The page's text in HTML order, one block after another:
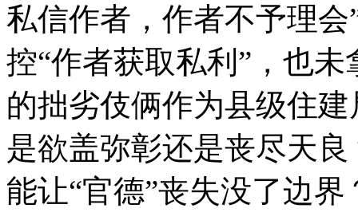
私信作者，作者不予理
控“作者获取私利”，也
的拙劣伎俩作为县级住
是欲盖弥彰还是丧尽天
能让“官德”丧失没了边界